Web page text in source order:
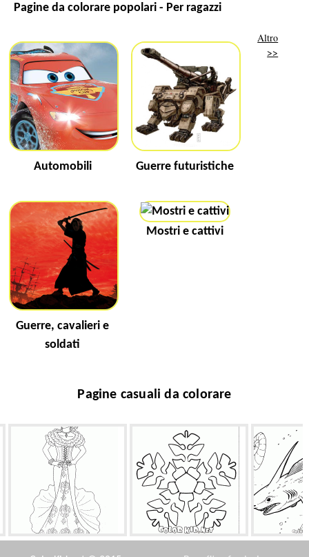
Pagine da colorare popolari - Per ragazzi
Automobili Guerre futuristiche
Guerre, cavalieri e
soldati
Mostri e cattivi
Altro
>>
Pagine casuali da colorare
Principessa Milena
Snowflake in forma di